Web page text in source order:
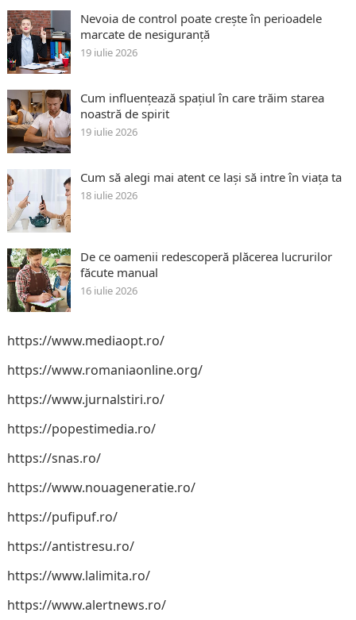
Nevoia de control poate crește în perioadele
marcate de nesiguranță
19 iulie 2026
Cum influențează spațiul în care trăim starea
noastră de spirit
19 iulie 2026
Cum să alegi mai atent ce lași să intre în viața ta
18 iulie 2026
De ce oamenii redescoperă plăcerea lucrurilor
făcute manual
16 iulie 2026
https://www.mediaopt.ro/
https://www.romaniaonline.org/
https://www.jurnalstiri.ro/
https://popestimedia.ro/
https://snas.ro/
https://www.nouageneratie.ro/
https://pufipuf.ro/
https://antistresu.ro/
https://www.lalimita.ro/
https://www.alertnews.ro/